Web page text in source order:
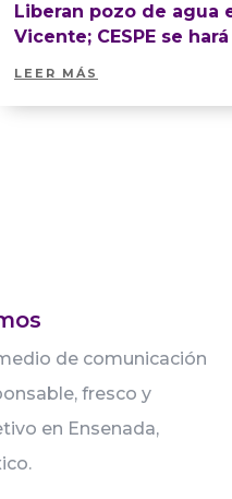
Liberan pozo de agua
Vicente; CESPE se
LEER MÁS
de comunicación
fresco y
en Ensenada,